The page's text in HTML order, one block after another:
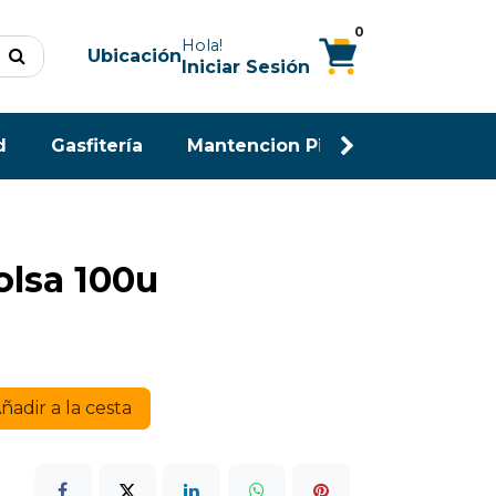
UbicaciónHola!
Iniciar Sesión
0
Gasfitería Mantencion Piscina
100u
a la cesta